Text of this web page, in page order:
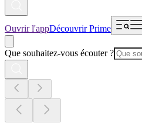
Ouvrir l'appDécouvrir Prime
Que souhaitez-vous écouter ?